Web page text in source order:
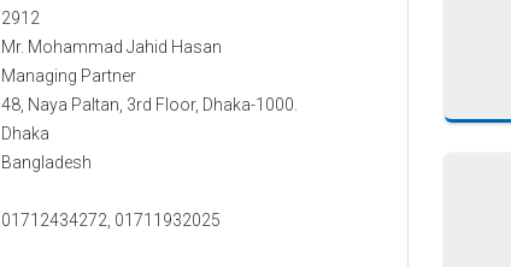
2912
Mr. Mohammad Jahid Hasan
Managing Partner
48, Naya Paltan, 3rd Floor, Dhaka-1000.
Dhaka
Bangladesh
01712434272, 01711932025